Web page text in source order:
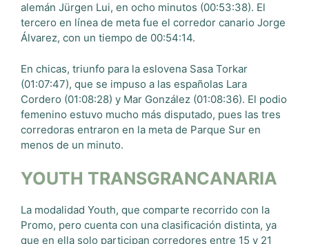
alemán Jürgen Lui, en ocho minutos (00:53:38). El
tercero en línea de meta fue el corredor canario Jorge
Álvarez, con un tiempo de 00:54:14.
En chicas, triunfo para la eslovena Sasa Torkar
(01:07:47), que se impuso a las españolas Lara
Cordero (01:08:28) y Mar González (01:08:36). El podio
femenino estuvo mucho más disputado, pues las tres
corredoras entraron en la meta de Parque Sur en
menos de un minuto.
YOUTH TRANSGRANCANARIA
La modalidad Youth, que comparte recorrido con la
Promo, pero cuenta con una clasificación distinta, ya
que en ella solo participan corredores entre 15 y 21